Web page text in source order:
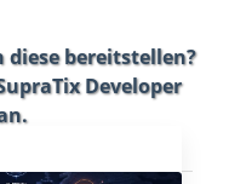
diese bereitstellen?
Developer